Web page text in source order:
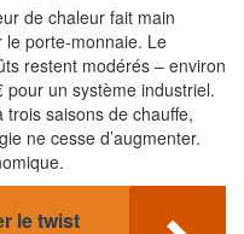
de chaleur fait main
le porte-monnaie. Le
restent modérés – environ
un système industriel.
trois saisons de chauffe,
ne cesse d’augmenter.
le twist